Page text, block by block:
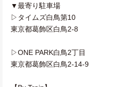
▼最寄り駐車場
▷タイムズ白鳥第10
東京都葛飾区白鳥2-8
▷ONE PARK白鳥2丁目
東京都葛飾区白鳥2-14-9